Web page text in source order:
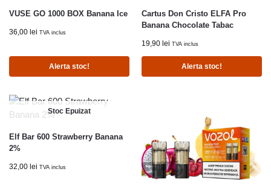
VUSE GO 1000 BOX Banana Ice
36,00 lei TVA inclus
Alerta stoc!
Cartus Don Cristo ELFA Pro
Banana Chocolate Tabac
19,90 lei TVA inclus
Alerta stoc!
Stoc Epuizat
Elf Bar 600 Strawberry Banana
2%
32,00 lei TVA inclus